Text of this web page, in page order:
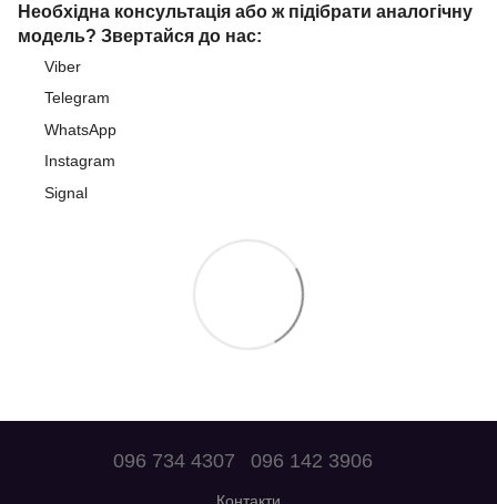
Необхідна консультація або ж підібрати аналогічну
модель? Звертайся до нас:
Viber
Telegram
WhatsApp
Instagram
Signal
096 734 4307 096 142 3906